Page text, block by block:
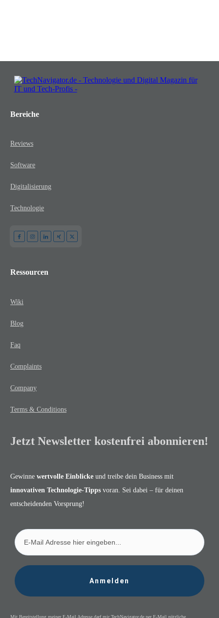
Bereiche
Reviews
Software
Digitalisierung
Technologie
Ressourcen
Wiki
Blog
Faq
Complaints
Company
Terms & Conditions
Jetzt Newsletter kostenfrei abonnieren!
Gewinne wertvolle Einblicke und treibe dein Business mit
innovativen Technologie-Tipps voran. Sei dabei – für deinen
entscheidenden Vorsprung!
Anmelden
Mit Bereitstellung meiner E-Mail Adresse darf mir TechNavigator.de per E-Mail nützliche